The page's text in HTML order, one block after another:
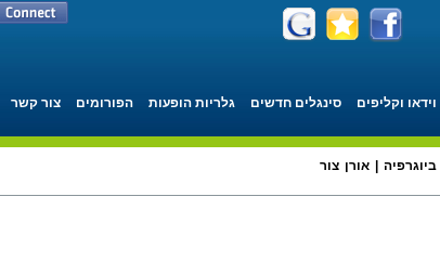
וידאו וקליפים סינגלים חדשים גלריות הופעות הפורומים צור קשר
ביוגרפיה | אורן צור